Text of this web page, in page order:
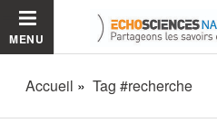
MENU
Accueil Tag #recherche